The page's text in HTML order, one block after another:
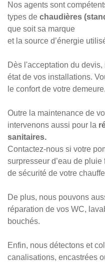
Nos agents sont
types de chaudières
que soit sa marque
​​​​​​​et la source d’énergie
Dès l'acceptation du
état de vos installations.
le confort de votre demeure.
Outre la maintenance de
intervenons aussi pour la
sanitaires.
Contactez-nous si votre
surpresseur d’eau de
de sécurité de votre
De plus, nous pouvons
réparation de vos WC,
bouchés.
Enfin, nous détectons et
canalisations, encastrées